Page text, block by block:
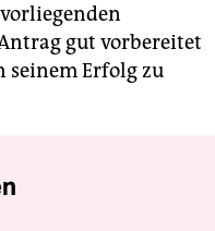
gut vorbereitet
seinem Erfolg zu